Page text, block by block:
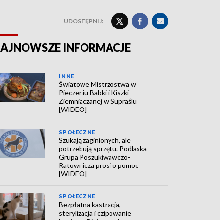
UDOSTĘPNIJ:
INFORMACJE
INNE
Światowe Mistrzostwa w
Pieczeniu Babki i Kiszki
Ziemniaczanej w Supraślu
[WIDEO]
SPOŁECZNE
Szukają zaginionych, ale
potrzebują sprzętu. Podlaska
Grupa Poszukiwawczo-
Ratownicza prosi o pomoc
[WIDEO]
SPOŁECZNE
Bezpłatna kastracja,
sterylizacja i czipowanie